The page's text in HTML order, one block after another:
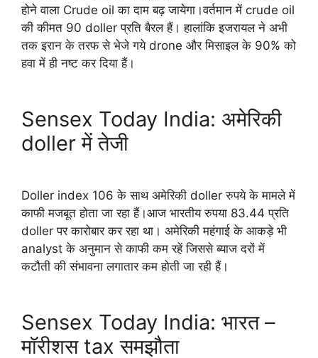
होने वाला Crude oil का दाम बढ़ जायेगा।वर्तमान में crude oil
की कीमत 90 doller प्रति बैरल हैं। हालांकि इजरायल ने अभी
तक इरान के तरफ से भेजे गये drone और मिसाइल के 90% को
हवा में ही नष्ट कर दिया हैं।
Sensex Today India: अमेरिकी
doller में तेजी
Doller index 106 के साथ अमेरिकी doller रुपये के मामले में
काफी मजबूत होता जा रहा हैं।आज भारतीय रुपया 83.44 प्रति
doller पर कारोबार कर रहा था। अमेरिकी महंगाई के आकड़े भी
analyst के अनुमान से काफी कम रहें जिससे ब्याज दरों में
कटौती की संभावना लगातार कम होती जा रही हैं।
Sensex Today India: भारत –
मॉरीशस tax समझौता